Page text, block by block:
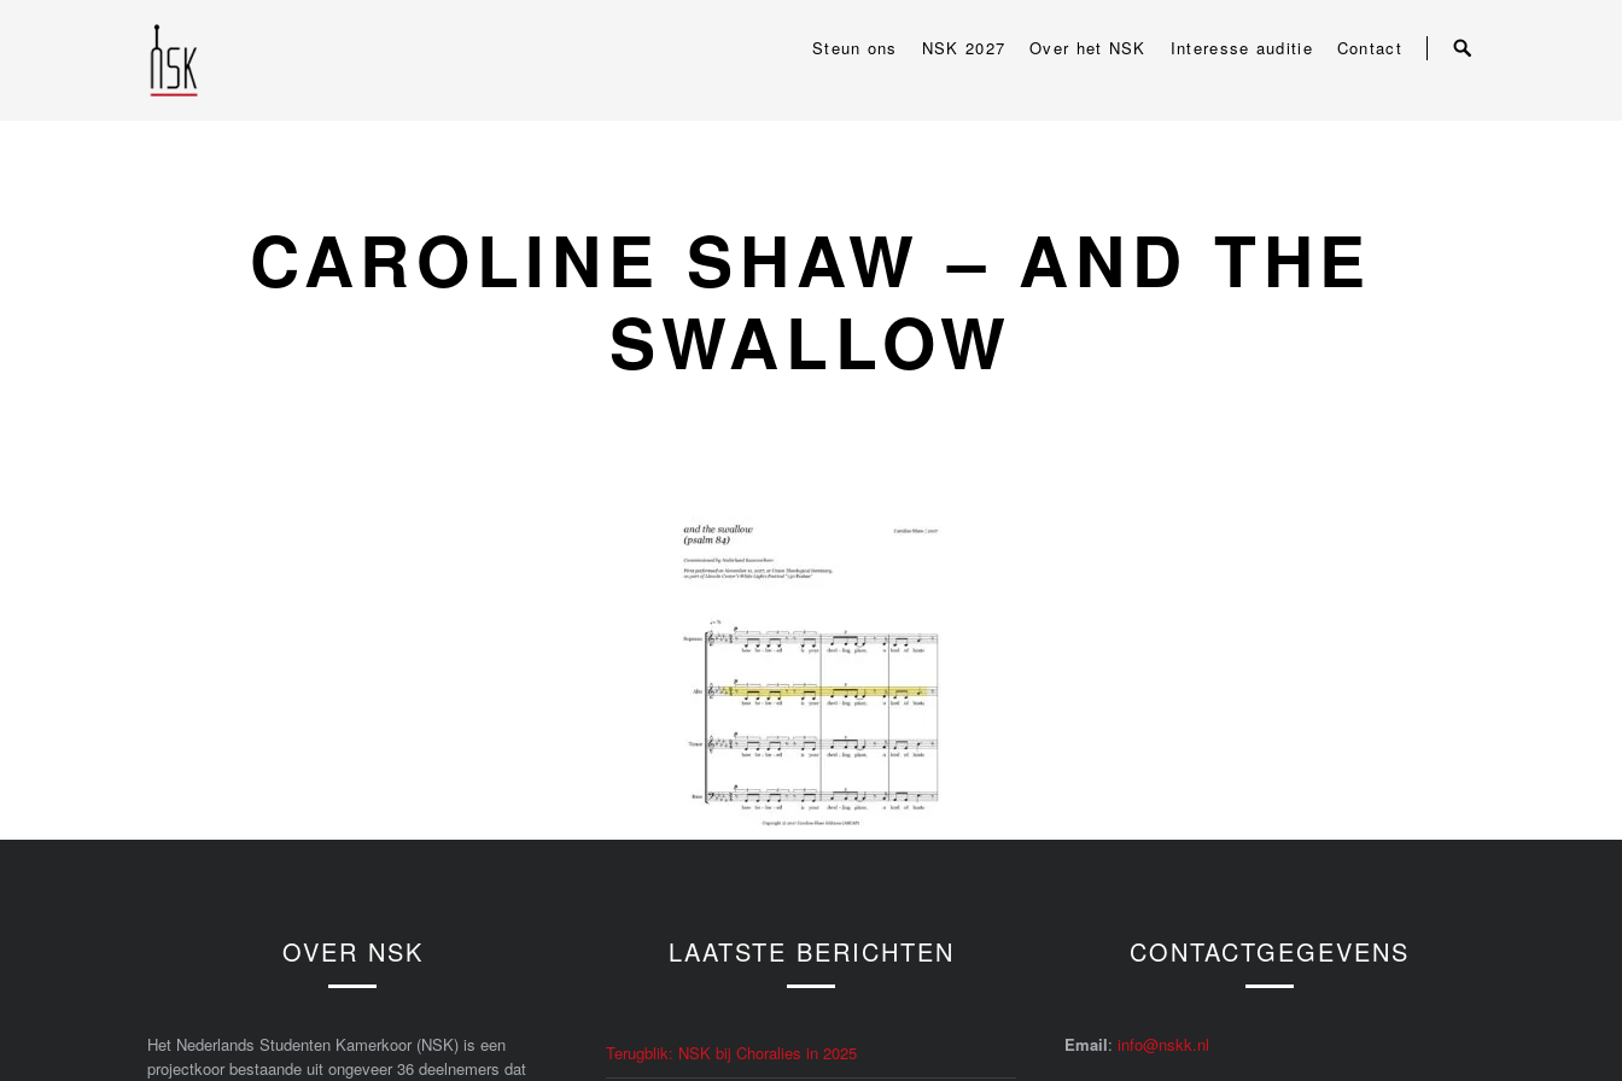
Steun ons NSK 2027 Over het NSK Interesse auditie Contact
CAROLINE SHAW – AND THE
SWALLOW
OVER NSK
Het Nederlands Studenten Kamerkoor (NSK) is een
projectkoor bestaande uit ongeveer 36 deelnemers dat
LAATSTE BERICHTEN
Terugblik: NSK bij Choralies in 2025
CONTACTGEGEVENS
Email: info@nskk.nl